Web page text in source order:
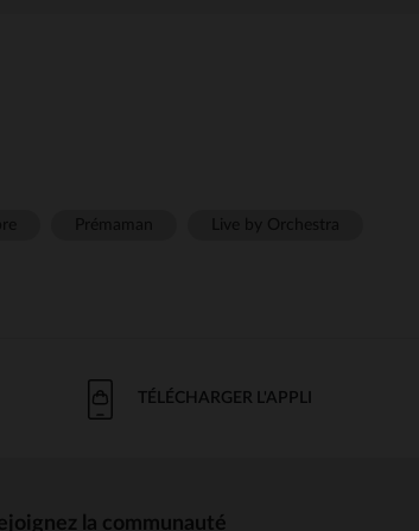
TÉLÉCHARGER L'APPLI
la communauté